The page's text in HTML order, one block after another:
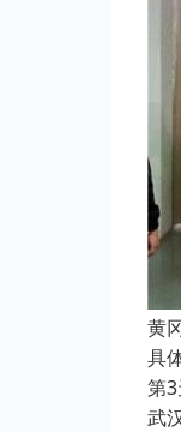
黄
具
第
武